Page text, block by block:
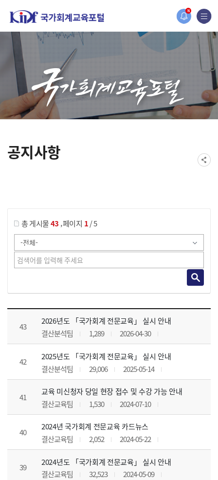
N
홈페이지가 새롭게 개편되었습니다.
한국조세재정연구원홈페이지가 새롭게 개설되었습니다.
공지사항
총 게시물43 ,페이지 1/ 5
공지사항 목록 으로 번호, 제목, 작성자, 조회수, 등록 일, 첨부파일로 나열 되고 있습니다.
43
2026년도 「국가회계 전문교육」 실시 안내
결산분석팀
1,289 2026-04-30
42
2025년도 「국가회계 전문교육」 실시 안내
결산분석팀
29,006 2025-05-14
41
교육 미신청자 당일 현장 접수 및 수강 가능 안내
결산교육팀
1,530 2024-07-10
40
2024년 국가회계 전문교육 카드뉴스
결산교육팀
2,052 2024-05-22
39
2024년도 「국가회계 전문교육」 실시 안내
결산교육팀
32,523 2024-05-09